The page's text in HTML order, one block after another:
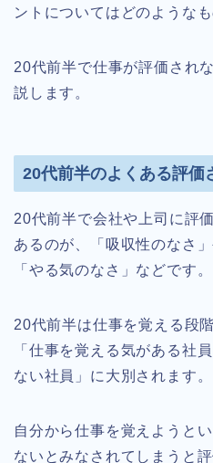
ントについてはどのような
20代前半で仕事が評価され
説します。
20代前半のよくある評価
20代前半で会社や上司に評
あるのが、「吸収性のなさ
「やる気のなさ」などです。
20代前半は仕事を覚える段
「仕事を覚える気がある社
ない社員」に大別されます。
自分から仕事を覚えようと
ないとみなされてしまうと